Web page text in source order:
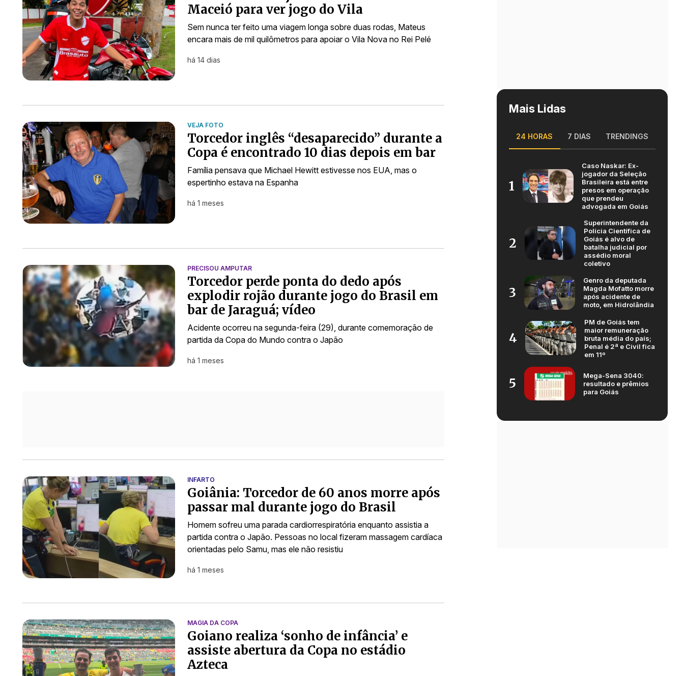
Maceió para ver jogo do Vila
Sem nunca ter feito uma viagem longa sobre duas rodas, Mateus
encara mais de mil quilômetros para apoiar o Vila Nova no Rei Pelé
há 14 dias
VEJA FOTO
Torcedor inglês “desaparecido” durante a
Copa é encontrado 10 dias depois em bar
Família pensava que Michael Hewitt estivesse nos EUA, mas o
espertinho estava na Espanha
há 1 meses
PRECISOU AMPUTAR
Torcedor perde ponta do dedo após
explodir rojão durante jogo do Brasil em
bar de Jaraguá; vídeo
Acidente ocorreu na segunda-feira (29), durante comemoração de
partida da Copa do Mundo contra o Japão
há 1 meses
INFARTO
Goiânia: Torcedor de 60 anos morre após
passar mal durante jogo do Brasil
Homem sofreu uma parada cardiorrespiratória enquanto assistia a
partida contra o Japão. Pessoas no local fizeram massagem cardíaca
orientadas pelo Samu, mas ele não resistiu
há 1 meses
MAGIA DA COPA
Goiano realiza ‘sonho de infância’ e
assiste abertura da Copa no estádio
Azteca
Mais Lidas
24 HORAS 7 DIAS TRENDINGS
1
Caso Naskar: Ex-
jogador da Seleção
Brasileira está entre
presos em operação
que prendeu
advogada em Goiás
2
Superintendente da
Polícia Científica de
Goiás é alvo de
batalha judicial por
assédio moral
coletivo
3
Genro da deputada
Magda Mofatto morre
após acidente de
moto, em Hidrolândia
4
PM de Goiás tem
maior remuneração
bruta média do país;
Penal é 2ª e Civil fica
em 11º
5
Mega-Sena 3040:
resultado e prêmios
para Goiás